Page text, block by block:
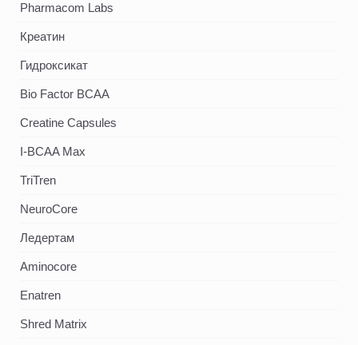
Pharmacom Labs
Креатин
Гидроксикат
Bio Factor BCAA
Creatine Capsules
I-BCAA Max
TriTren
NeuroCore
Ледертам
Aminocore
Enatren
Shred Matrix